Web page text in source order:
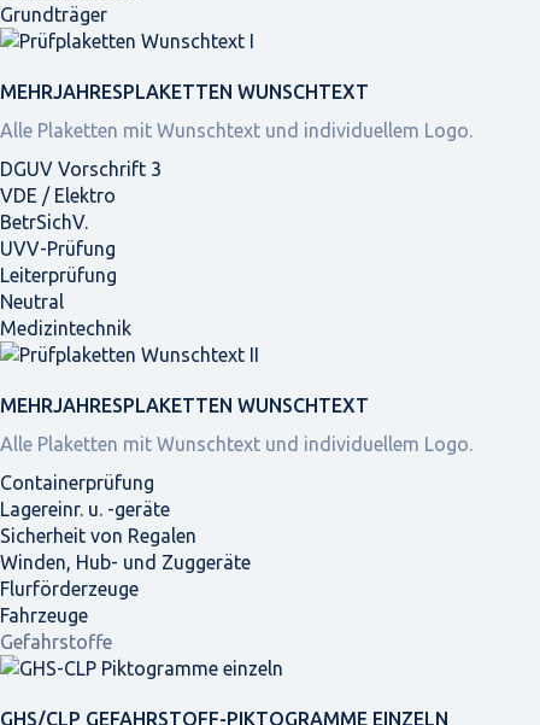
Grundträger
MEHRJAHRES­PLAKETTEN WUNSCHTEXT
Alle Plaketten mit Wunschtext und individuellem Logo.
DGUV Vorschrift 3
VDE / Elektro
BetrSichV.
UVV-Prüfung
Leiterprüfung
Neutral
Medizintechnik
MEHRJAHRES­PLAKETTEN WUNSCHTEXT
Alle Plaketten mit Wunschtext und individuellem Logo.
Containerprüfung
Lagereinr. u. -geräte
Sicherheit von Regalen
Winden, Hub- und Zuggeräte
Flurförderzeuge
Fahrzeuge
Gefahrstoffe
GHS/CLP GEFAHRSTOFF-PIKTOGRAMME EINZELN